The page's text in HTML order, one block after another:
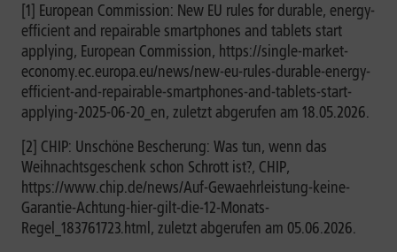
[1] European Commission: New EU rules for durable, energy-
efficient and repairable smartphones and tablets start
applying, European Commission, https://single-market-
economy.ec.europa.eu/news/new-eu-rules-durable-energy-
efficient-and-repairable-smartphones-and-tablets-start-
applying-2025-06-20_en, zuletzt abgerufen am 18.05.2026.
[2] CHIP: Unschöne Bescherung: Was tun, wenn das
Weihnachtsgeschenk schon Schrott ist?, CHIP,
https://www.chip.de/news/Auf-Gewaehrleistung-keine-
Garantie-Achtung-hier-gilt-die-12-Monats-
Regel_183761723.html, zuletzt abgerufen am 05.06.2026.